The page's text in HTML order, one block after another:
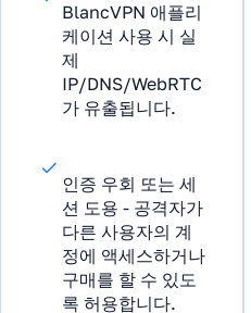
BlancVPN 애플리
케이션 사용 시 실
제
IP/DNS/WebRTC
가 유출됩니다.
인증 우회 또는 세
션 도용 - 공격자가
다른 사용자의 계
정에 액세스하거나
구매를 할 수 있도
록 허용합니다.